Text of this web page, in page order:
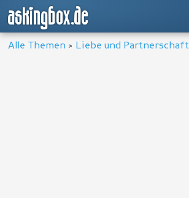
askingbox.de
Alle Themen > Liebe und Partnerschaft